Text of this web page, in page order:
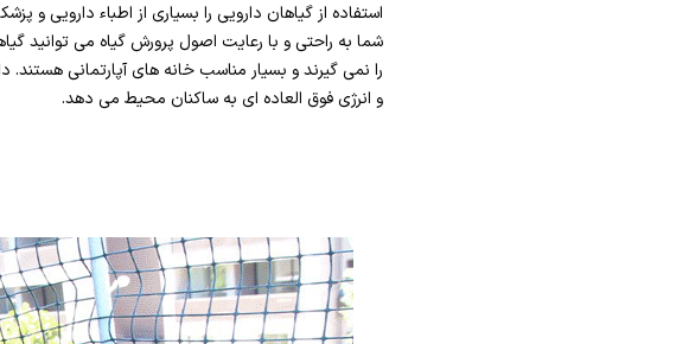
استفاده از گیاهان دارویی را بسیاری از اطباء دارویی
شما به راحتی و با رعایت اصول پرورش گیاه می توانید
را نمی گیرند و بسیار مناسب خانه های آپارتمانی
و انرژی فوق العاده ای به ساکنان محیط می دهد.